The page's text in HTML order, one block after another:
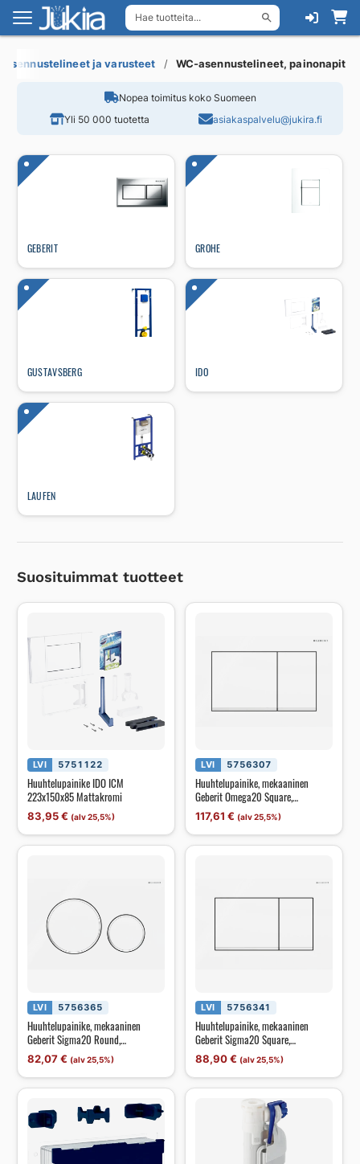
Hae tuotteita...
Siirry
navigointiin
Siirry
sisältöön
asennustelineet ja varusteet WC-asennustelineet, painonapit
Nopea toimitus koko Suomeen
Yli 50 000 tuotetta
asiakaspalvelu@jukira.fi
GEBERIT GROHE
GUSTAVSBERG IDO
LAUFEN
Suosituimmat tuotteet
LVI 5751122
Huuhtelupainike IDO ICM
223x150x85 Mattakromi
83,95 € (alv 25,5%)
LVI 5756307
Huuhtelupainike, mekaaninen
Geberit Omega20 Square,
valkoinen/kromattu
117,61 € (alv 25,5%)
LVI 5756365
Huuhtelupainike, mekaaninen
Geberit Sigma20 Round,
valkoinen/kromattu
82,07 € (alv 25,5%)
LVI 5756341
Huuhtelupainike, mekaaninen
Geberit Sigma20 Square,
valkoinen/kromattu
88,90 € (alv 25,5%)